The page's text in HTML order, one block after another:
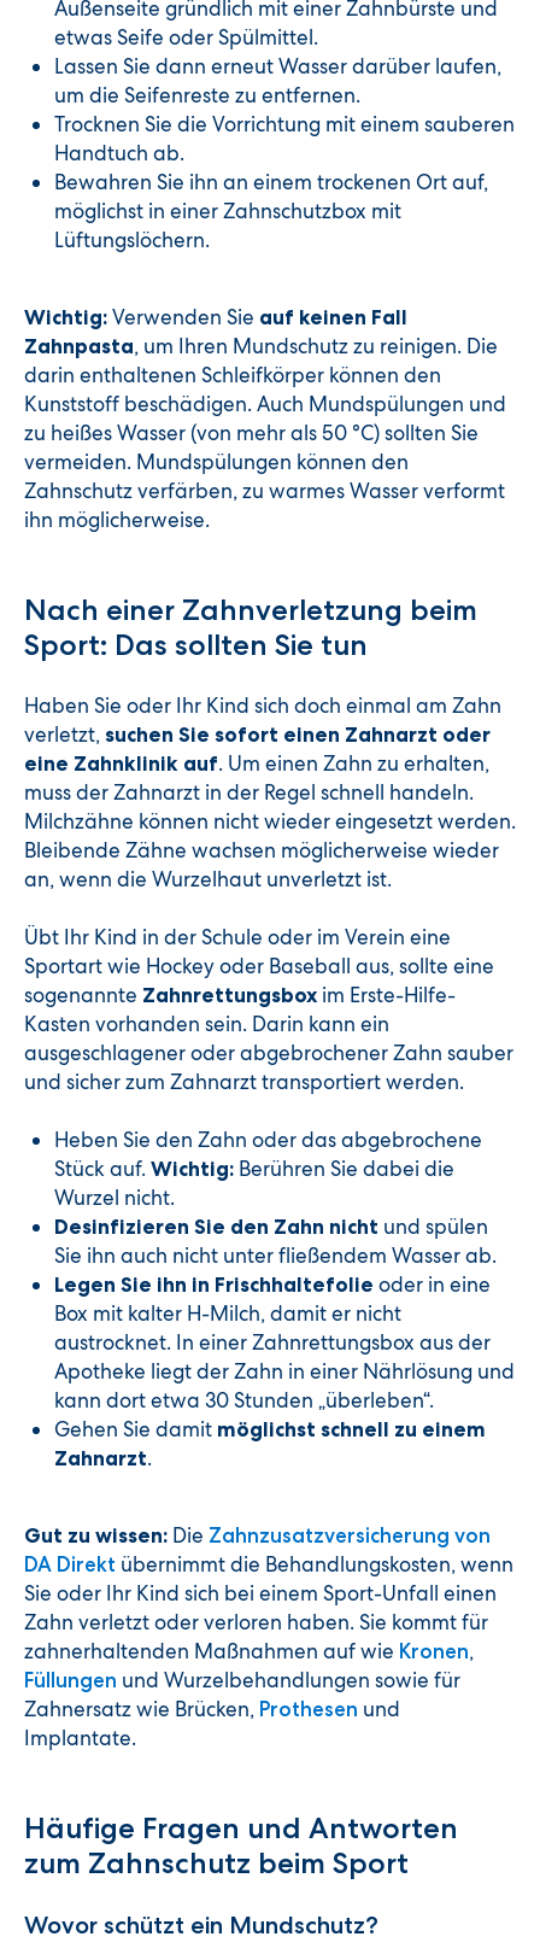
Außenseite gründlich mit einer Zahnbürste und
etwas Seife oder Spülmittel.
Lassen Sie dann erneut Wasser darüber laufen,
um die Seifenreste zu entfernen.
Trocknen Sie die Vorrichtung mit einem sauberen
Handtuch ab.
Bewahren Sie ihn an einem trockenen Ort auf,
möglichst in einer Zahnschutzbox mit
Lüftungslöchern.
Wichtig: Verwenden Sie auf keinen Fall
Zahnpasta, um Ihren Mundschutz zu reinigen. Die
darin enthaltenen Schleifkörper können den
Kunststoff beschädigen. Auch Mundspülungen und
zu heißes Wasser (von mehr als 50 °C) sollten Sie
vermeiden. Mundspülungen können den
Zahnschutz verfärben, zu warmes Wasser verformt
ihn möglicherweise.
Nach einer Zahnverletzung beim
Sport: Das sollten Sie tun
Haben Sie oder Ihr Kind sich doch einmal am Zahn
verletzt, suchen Sie sofort einen Zahnarzt oder
eine Zahnklinik auf. Um einen Zahn zu erhalten,
muss der Zahnarzt in der Regel schnell handeln.
Milchzähne können nicht wieder eingesetzt werden.
Bleibende Zähne wachsen möglicherweise wieder
an, wenn die Wurzelhaut unverletzt ist.
Übt Ihr Kind in der Schule oder im Verein eine
Sportart wie Hockey oder Baseball aus, sollte eine
sogenannte Zahnrettungsbox im Erste-Hilfe-
Kasten vorhanden sein. Darin kann ein
ausgeschlagener oder abgebrochener Zahn sauber
und sicher zum Zahnarzt transportiert werden.
Heben Sie den Zahn oder das abgebrochene
Stück auf. Wichtig: Berühren Sie dabei die
Wurzel nicht.
Desinfizieren Sie den Zahn nicht und spülen
Sie ihn auch nicht unter fließendem Wasser ab.
Legen Sie ihn in Frischhaltefolie oder in eine
Box mit kalter H-Milch, damit er nicht
austrocknet. In einer Zahnrettungsbox aus der
Apotheke liegt der Zahn in einer Nährlösung und
kann dort etwa 30 Stunden „überleben“.
Gehen Sie damit möglichst schnell zu einem
Zahnarzt.
Gut zu wissen: Die Zahnzusatzversicherung von
DA Direkt übernimmt die Behandlungskosten, wenn
Sie oder Ihr Kind sich bei einem Sport-Unfall einen
Zahn verletzt oder verloren haben. Sie kommt für
zahnerhaltenden Maßnahmen auf wie Kronen,
Füllungen und Wurzelbehandlungen sowie für
Zahnersatz wie Brücken, Prothesen und
Implantate.
Häufige Fragen und Antworten
zum Zahnschutz beim Sport
Wovor schützt ein Mundschutz?